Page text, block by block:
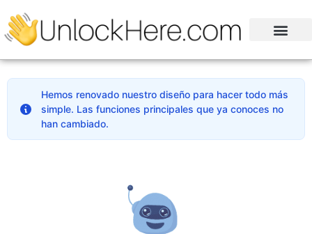
Hemos renovado nuestro diseño para hacer todo más
simple. Las funciones principales que ya conoces no
han cambiado.